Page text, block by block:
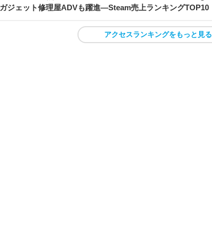
ガジェット修理屋ADVも躍進―Steam売上ランキングTOP10
アクセスランキングをもっと見る